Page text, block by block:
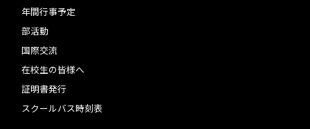
年間行事予定
部活動
国際交流
在校生の皆様へ
証明書発行
スクールバス時刻表